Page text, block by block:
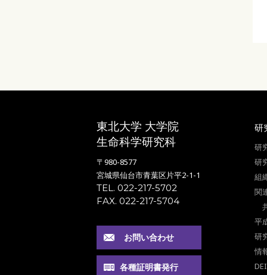
東北大学 大学院
生命科学研究科
〒980-8577
宮城県仙台市青葉区片平2-1-1
TEL. 022-217-5702
FAX. 022-217-5704
お問い合わせ
各種証明書発行
研
研
研
組
関
平
研
情